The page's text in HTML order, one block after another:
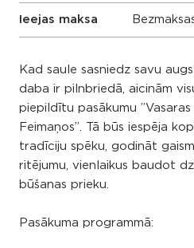
Ieejas maksa
Kad saule sasniedz savu
daba ir pilnbriedā, aicinām
piepildītu pasākumu
Feimaņos”. Tā būs iespēja
tradīciju spēku, godināt
ritējumu, vienlaikus baudot
būšanas prieku.
Pasākuma programmā: